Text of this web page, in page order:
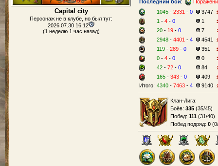
Capital city
Персонаж не в клубе, но был тут:
2026.07.30 16:12
(1 неделю 1 час назад)
Последний бой:
1045 - 2331 - 0
3747
1 - 4 - 0
1
20 - 19 - 0
7
2948 - 4401 - 4
4541
119 - 289 - 0
351
0 - 4 - 0
0
42 - 72 - 0
84
165 - 343 - 0
409
Итого: 4340 - 7463 - 4 9140
Клан-Лига:
Боёв: 335 (35/45)
Побед: 111 (31/40)
Побед подряд: 0 (